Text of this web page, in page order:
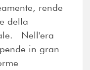
rende
della
Nell'era
in gran